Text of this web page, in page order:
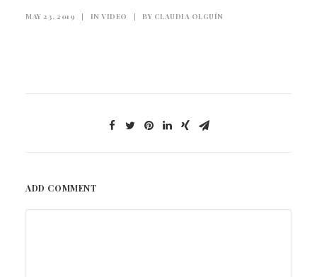
MAY 23, 2019 | IN VIDEO | BY CLAUDIA OLGUÍN
ADD COMMENT